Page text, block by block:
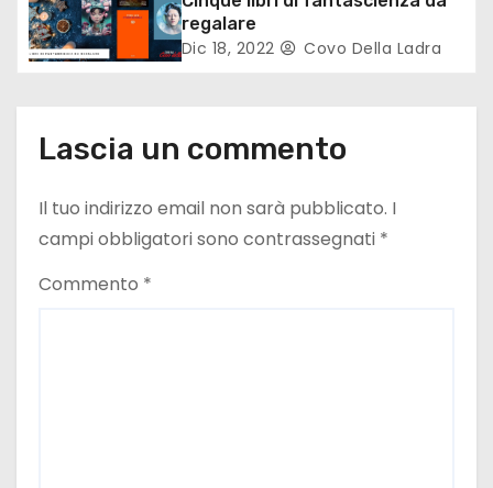
i
o
regalare
Dic 18, 2022 Covo Della Ladra
Lascia un commento
Il tuo indirizzo email non sarà pubblicato. I
campi obbligatori sono contrassegnati *
Commento *